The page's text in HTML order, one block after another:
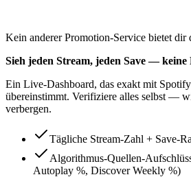
Kein anderer Promotion-Service bietet dir
Sieh jeden Stream, jeden Save— keine
Ein Live-Dashboard, das exakt mit
übereinstimmt. Verifiziere alles selbst —
verbergen.
Tägliche Stream-Zahl + Save-
Algorithmus-Quellen-
Autoplay %, Discover Weekly %)